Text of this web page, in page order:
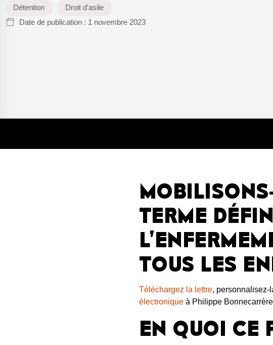
Détention
Droit d'asile
Date de publication : 1 novembre 2023
TERME
TOUS LES
Téléchargez la lettre, personnalisez-
électroniqueà Philippe
EN QUOI CE